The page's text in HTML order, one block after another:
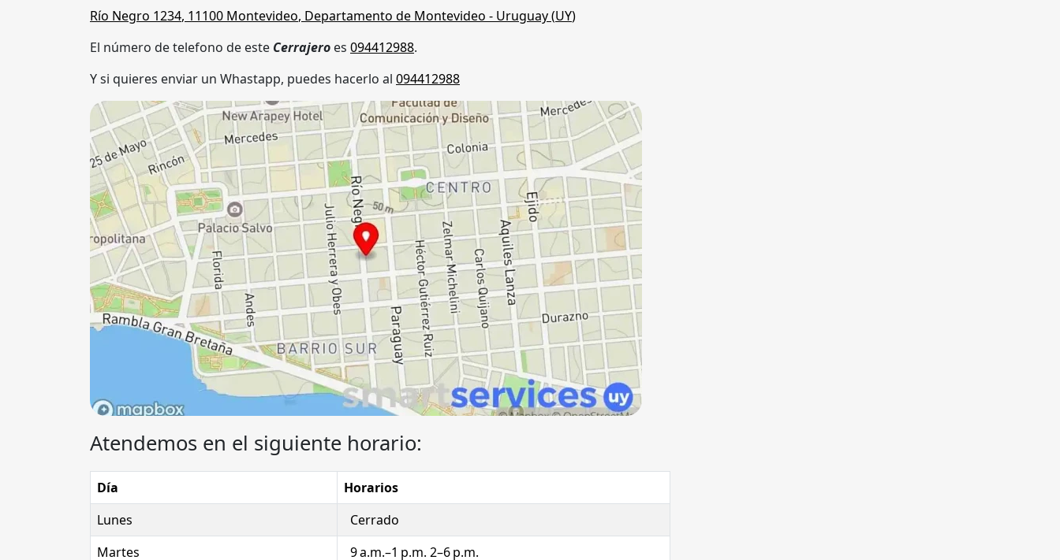
Río Negro 1234, 11100 Montevideo, Departamento de Montevideo - Uruguay (UY)
El número de telefono de este Cerrajero es 094412988.
Y si quieres enviar un Whastapp, puedes hacerlo al 094412988
Atendemos en el siguiente horario:
Día
Horarios
Lunes
Cerrado
Martes
9 a.m.–1 p.m. 2–6 p.m.